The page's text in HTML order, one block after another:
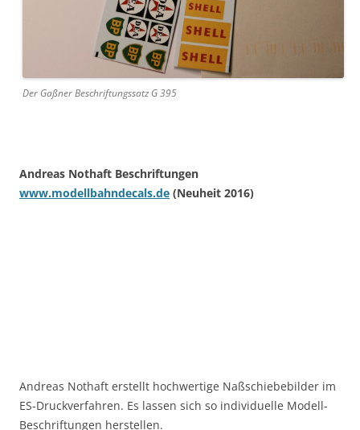
Der Gaßner Beschriftungssatz G 395
Andreas Nothaft Beschriftungen
www.modellbahndecals.de (Neuheit 2016)
Andreas Nothaft erstellt hochwertige Naßschiebebilder im
ES-Druckverfahren. Es lassen sich so individuelle Modell-
Beschriftungen herstellen.